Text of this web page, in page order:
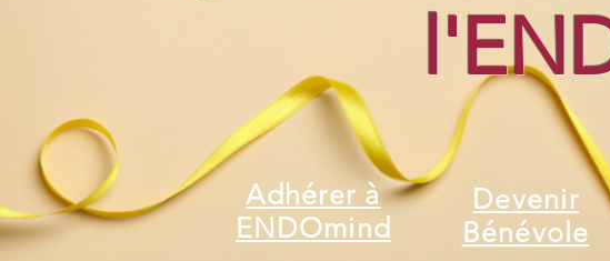
Adhérer à
ENDOmind
Devenir
Bénévole